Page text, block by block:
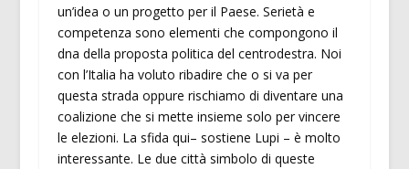
un’idea o un progetto per il Paese. Serietà e
competenza sono elementi che compongono il
dna della proposta politica del centrodestra. Noi
con l’Italia ha voluto ribadire che o si va per
questa strada oppure rischiamo di diventare una
coalizione che si mette insieme solo per vincere
le elezioni. La sfida qui– sostiene Lupi – è molto
interessante. Le due città simbolo di queste